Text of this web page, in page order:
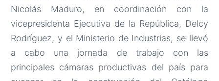
Nicolás Maduro, en coordinación con la
vicepresidenta Ejecutiva de la República, Delcy
Rodríguez, y el Ministerio de Industrias, se llevó
a cabo una jornada de trabajo con las
principales cámaras productivas del país para